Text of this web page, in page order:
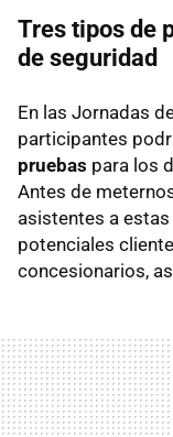
Tres tipos de
de seguridad
En las Jornadas
participantes
pruebas para los
Antes de
asistentes a
potenciales
concesionarios,